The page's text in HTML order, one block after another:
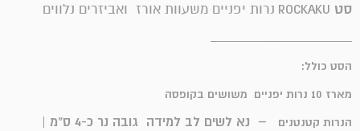
סט ROCKAKU נרות יפניים משעוות אורז ואביזרים נלווים
________________
הסט כולל:
מארז 10 נרות יפניים משושים בקופסה
הנרות קטנטנים
– נא לשים לב למידה גובה נר כ-4 ס"מ |